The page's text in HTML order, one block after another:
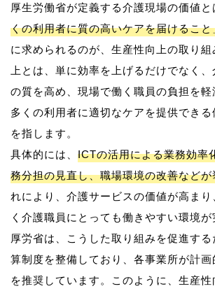
厚生労働省が定義する介護現場の価値と
くの利用者に質の高いケアを届けること
に求められるのが、生産性向上の取り組
上とは、単に効率を上げるだけでなく
の質を高め、現場で働く職員の負担を軽
多くの利用者に適切なケアを提供できる
を指します。
具体的には、 ICTの活用による業務効率
務分担の見直し、職場環境の改善など
れにより、介護サービスの価値が高ま
く介護職員にとっても働きやすい環境が
厚労省は、こうした取り組みを促進す
算制度を整備しており、各事業所が計画
を推奨しています。このように、生産